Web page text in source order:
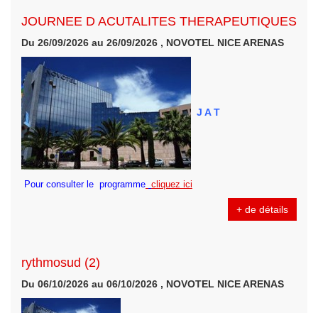
JOURNEE D ACUTALITES THERAPEUTIQUES
Du 26/09/2026 au 26/09/2026 , NOVOTEL NICE ARENAS
J A T
Pour consulter le programme cliquez ici
+ de détails
rythmosud (2)
Du 06/10/2026 au 06/10/2026 , NOVOTEL NICE ARENAS